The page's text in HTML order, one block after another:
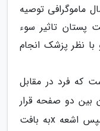
معمولا برای افراد زیر 35 سال ماموگرافی توصیه
پستان تاثیر سوء
با نظر پزشک انجام
که فرد در مقابل
بین دو صفحه قرار
می گیرد و کمی فشرده می شود و سپس اشعه xبه بافت